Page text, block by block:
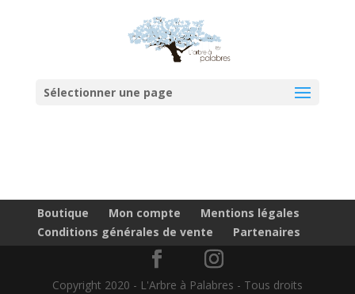
Sélectionner une page
Boutique Mon compte
Mentions légales
Conditions générales de vente
Partenaires
Copyright 2020 - L'Arbre à Palabres - Tous droits